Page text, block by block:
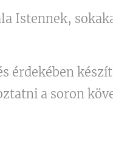
Istennek,
érdekében
a soron